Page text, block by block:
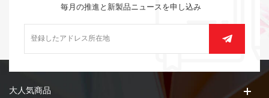
毎月の推進と新製品ニュースを申し込み
大人気商品